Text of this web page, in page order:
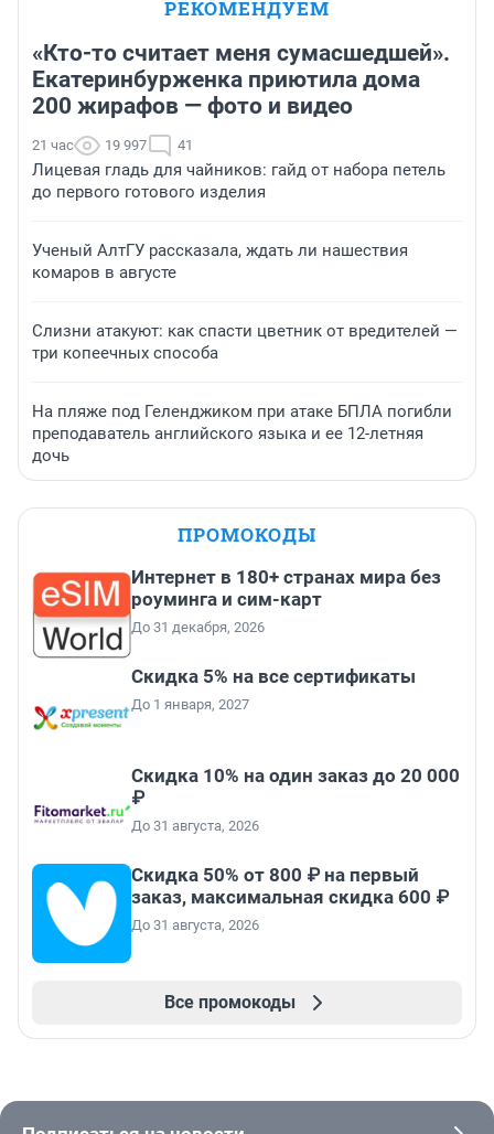
РЕКОМЕНДУЕМ
«Кто-то считает меня сумасшедшей».
Екатеринбурженка приютила дома
200 жирафов — фото и видео
21 час 19 997 41
Лицевая гладь для чайников: гайд от набора петель
до первого готового изделия
Ученый АлтГУ рассказала, ждать ли нашествия
комаров в августе
Слизни атакуют: как спасти цветник от вредителей —
три копеечных способа
На пляже под Геленджиком при атаке БПЛА погибли
преподаватель английского языка и ее 12-летняя
дочь
ПРОМОКОДЫ
Интернет в 180+ странах мира без
роуминга и сим-карт
До 31 декабря, 2026
Скидка 5% на все сертификаты
До 1 января, 2027
Скидка 10% на один заказ до 20 000
₽
До 31 августа, 2026
Скидка 50% от 800 ₽ на первый
заказ, максимальная скидка 600 ₽
До 31 августа, 2026
Все промокоды